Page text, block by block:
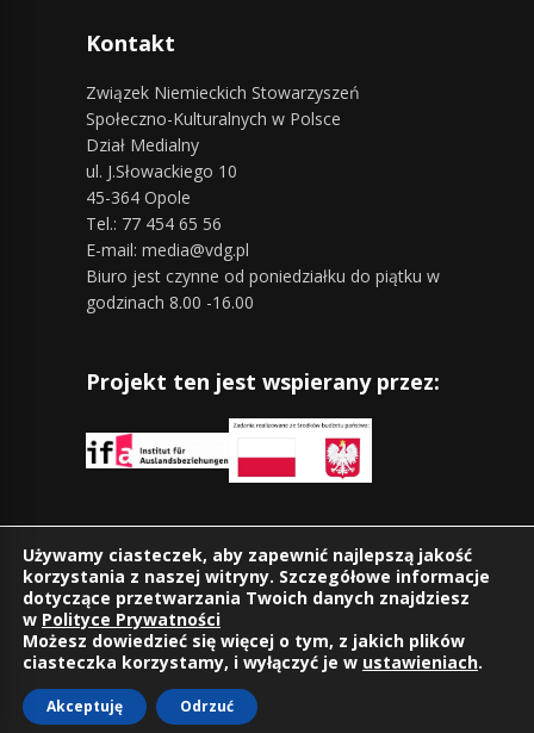
Kontakt
Związek Niemieckich Stowarzyszeń
Społeczno-Kulturalnych w Polsce
Dział Medialny
ul. J.Słowackiego 10
45-364 Opole
Tel.: 77 454 65 56
E-mail: media@vdg.pl
Biuro jest czynne od poniedziałku do piątku w
godzinach 8.00 -16.00
Projekt ten jest wspierany przez:
Znajdziesz nas również na:
©2026
Używamy ciasteczek, aby zapewnić najlepszą jakość
korzystania z naszej witryny. Szczegółowe informacje
dotyczące przetwarzania Twoich danych znajdziesz
w Polityce Prywatności
Możesz dowiedzieć się więcej o tym, z jakich plików
ciasteczka korzystamy, i wyłączyć je w ustawieniach.
Akceptuję Odrzuć